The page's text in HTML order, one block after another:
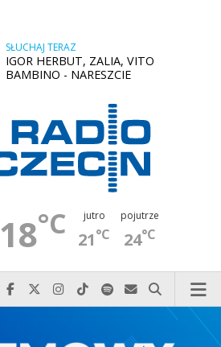
SŁUCHAJ TERAZ
IGOR HERBUT, ZALIA, VITO
BAMBINO - NARESZCIE
18°C jutro
21°C
pojutrze
24°C
Najlepiej po prostu do nas zadzwoń
Odwiedź nas na Facebook-u
Odwiedź nas na X
Odwiedź nas na Instagram-ie
Odwiedź nas na TikTok-u
Szukaj nas na Spotify
Wyślij do nas
Szukaj